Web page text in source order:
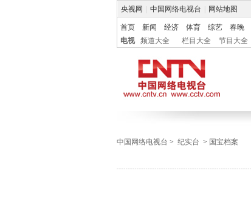
央视网 中国网络电视台 网站地图
首页 新闻 经济 体育 综艺 春晚
电视
频道大全 栏目大全 节目大全
中国网络电视台 > 纪实台 > 国宝档案